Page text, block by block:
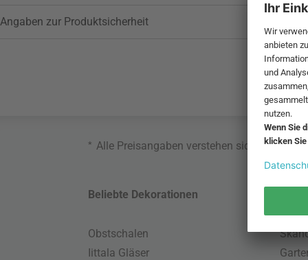
Angaben zur Produktsicherheit
* Alle Preisangaben verstehen sich inklusive
Beliebte Dekorationen
Obstschalen
Iittala Gläser